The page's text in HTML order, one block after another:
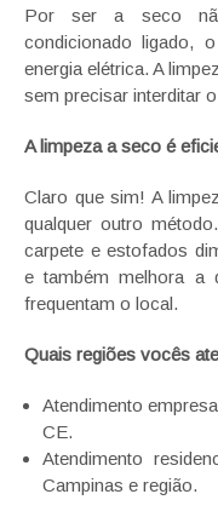
Por ser a seco
condicionado ligado,
energia elétrica. A
sem precisar interditar
A limpeza a seco é
Claro que sim! A
qualquer outro
carpete e estofados
e também melhora a
frequentam o local.
Quais regiões vocês
Atendimento
CE.
Atendimento
Campinas e região.